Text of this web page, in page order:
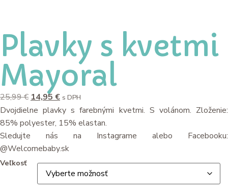
Plavky s kvetmi
Mayoral
25,99€ 14,95 € s DPH
Dvojdielne plavky s farebnými kvetmi. S volánom. Zloženie:
85% polyester, 15% elastan.
Sledujte nás na Instagrame alebo Facebooku:
@Welcomebaby.sk
Veľkosť